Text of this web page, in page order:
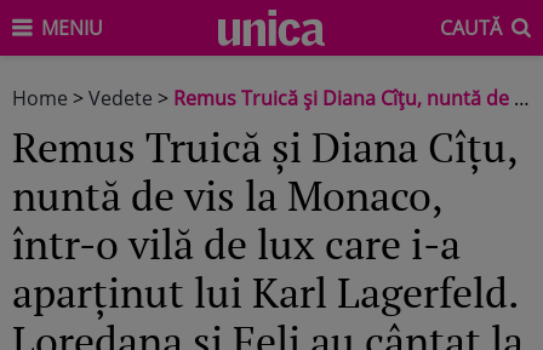
MENIU CAUTĂ
Home >Vedete > Remus Truică și Diana Cîțu, nuntă de vis la Monaco, într-o vilă de lux care i-a aparținut lui Karl Lagerfeld. Loredana și Feli au cântat la eveniment
Remus Truică și Diana Cîțu,
nuntă de vis la Monaco,
într-o vilă de lux care i-a
aparținut lui Karl Lagerfeld.